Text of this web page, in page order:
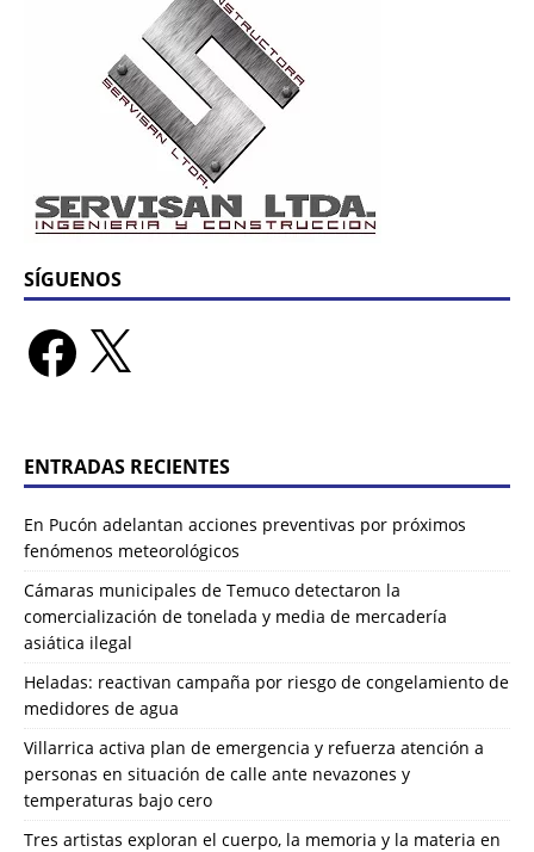
SÍGUENOS
ENTRADAS RECIENTES
En Pucón adelantan acciones preventivas por próximos
fenómenos meteorológicos
Cámaras municipales de Temuco detectaron la
comercialización de tonelada y media de mercadería
asiática ilegal
Heladas: reactivan campaña por riesgo de congelamiento de
medidores de agua
Villarrica activa plan de emergencia y refuerza atención a
personas en situación de calle ante nevazones y
temperaturas bajo cero
Tres artistas exploran el cuerpo, la memoria y la materia en